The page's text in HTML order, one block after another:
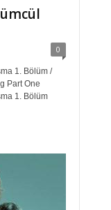
0
1. Bölüm /
Part One
1. Bölüm